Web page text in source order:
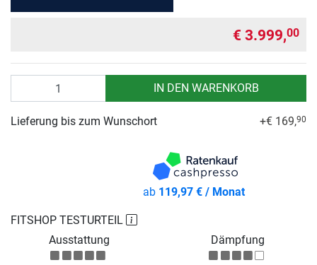
€ 3.999,00
IN DEN WARENKORB
FITSHOP TESTURTEIL
Ausstattung
Dämpfung
Lieferung bis zum Wunschort +€ 169,90
ab 119,97 € / Monat